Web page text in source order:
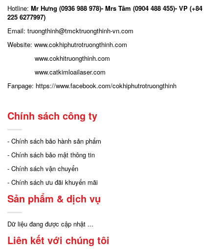
Hotline: Mr Hưng (0936 988 978)- Mrs Tâm (0904 488 455)- VP (+84
225 6277997)
Email: truongthinh@tmcktruongthinh-vn.com
Website: www.cokhiphutrotruongthinh.com
www.cokhitruongthinh.com
www.catkimloailaser.com
Fanpage: https://www.facebook.com/cokhiphutrotruongthinh
Chính sách công ty
- Chính sách bảo hành sản phẩm
- Chính sách bảo mật thông tin
- Chính sách vận chuyển
- Chính sách ưu đãi khuyến mãi
Sản phẩm & dịch vụ
Dữ liệu đang được cập nhật ...
Liên kết với chúng tôi